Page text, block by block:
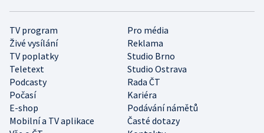
TV program
Pro média
Živé vysílání
Reklama
TV poplatky
Studio Brno
Teletext
Studio Ostrava
Podcasty
Rada ČT
Počasí
Kariéra
E-shop
Podávání námětů
Mobilní a TV aplikace
Časté dotazy